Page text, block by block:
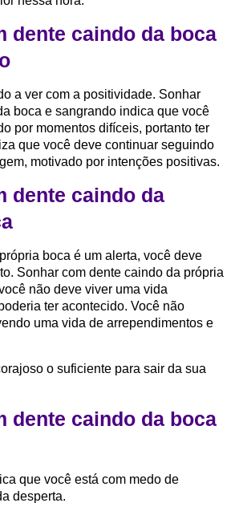
dente caindo da boca
a ver com a positividade. Sonhar
boca e sangrando indica que você
por momentos difíceis, portanto ter
que você deve continuar seguindo
motivado por intenções positivas.
dente caindo da
boca é um alerta, você deve
Sonhar com dente caindo da própria
não deve viver uma vida
ter acontecido. Você não
uma vida de arrependimentos e
o suficiente para sair da sua
dente caindo da boca
que você está com medo de
desperta.